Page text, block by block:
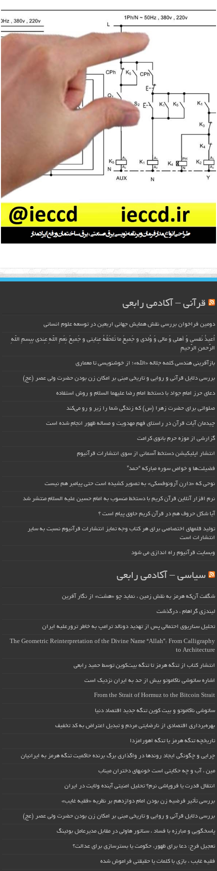
قرآنی – آکادمی رابعی
دومین فراخوان بررسی نقش همایش جهانی اربعین در توسعه علوم انسانی
اُعیذُ نَفسی وَ أهلی وَ مالی وَ وُلدی و جَمیعَ ما تَلحَقُهُ عِنایتی و جَمیعَ نِعَمِ اللّهِ عِندی بِبِسمِ اللّهِ
الرَّحمنِ الرَّحیمِ
بازآفرینی هندسی کلمه جلاله «الله»؛ از خوشنویسی تا معماری
بررسی دلایل قرآنی و روایی و تاریخی مبنی بر امکان زن بودن حضرت ولی عصر (عج)
دعای حرز امام جواد با دستخط امام رضا علیهما السلام و روش استفاده
صلواتی برای حضرت زهرا (س) که زندگی شما را زیر و رو می‌کند
چیدمان آیات قرآن در راستای فهم مهدویت و مساله ظهور انجام شده است
گزارشی از موزه حرم بانوی کرامت
انتشار اپلیکیشن دستخط آسمانی از سوی انتشارات قرآنیوم
فضیلت‌ها و خواص سوره مبارکه “حمد”
نوحی که «دارِن آرونوفسکی» به تصویر کشیده است حتی پیامبر هم نیست
نرم افزار آنلاین قرآن کریم با دستخط منسوب به امام حسین علیه السلام منتشر شد
آیا شکل حروف هم در قرآن کریم حاوی پیام است ؟
تولید قلمهای اختصاصی برای هر کتاب وجه تمایز انتشارات قرآنیوم نسبت به سایر
انتشارات است
وبسایت قرآنیوم راه اندازی می شود
سیاسی – آکادمی رابعی
شگفت آن‌که هرمز به نقش زمین ، نماید چو «هشت» از نگار آفرین
لیندزی گراهام ، درگذشت
تحلیل سناریوی احتمالی پس از تهدید دونالد ترامپ به خاطر ترورعلیه ایران
The Geometric Reinterpretation of the Divine Name “Allah”: From Calligraphy
to Architecture
انتشار کتاب از تنگه هرمز تا تنگه بیت‌کوین توسط حمید رابعی
اشاره ساتوشی ناکاموتو بیش از حد به ایران نزدیک است
From the Strait of Hormuz to the Bitcoin Strait
ساتوشی ناکاموتو و بیت کوین تنگه جدید اقتصاد دنیا
بهره‌برداری اقتصادی از نارضایتی مردم و تبدیل اعتراض به کد تخفیف
تاریخچه تنگه هرمز یا تنگه اهورامزدا
چرایی و چگونگی ایجاد روندها در واگذاری برگ برنده حاکمیت تنگه هرمز به ایرانیان
مین ، آب و چه حکایتی است خونبهای دختران میناب
انتقال قدرت یا فروپاشی نرم؟ تحلیل امنیتی آینده ولایت در ایران
بررسی تأثیر فرضیه زن بودن امام دوازدهم بر نظریه «فقیه غایب»
بررسی دلایل قرآنی و روایی و تاریخی مبنی بر امکان زن بودن حضرت ولی عصر (عج)
پاسخگویی و مبارزه با فساد ، سناتور هاولی در مقابل مدیرعامل بوئینگ
تعجیل فرج: دعا برای ظهور، حکومت یا بسترسازی برای عدالت؟
فقیه غایب ، بازی با کلمات یا حقیقتی فراموش شده